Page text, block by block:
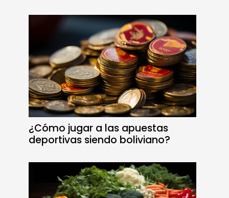
¿Cómo jugar a las apuestas
deportivas siendo boliviano?